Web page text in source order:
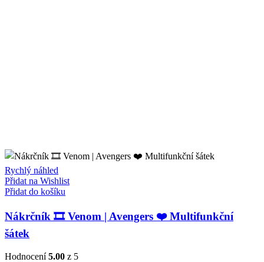
Rychlý náhled
Přidat na Wishlist
Přidat do košíku
Nákrčník 🎞️ Venom | Avengers ❤️ Multifunkční
šátek
Hodnocení5.00 z 5